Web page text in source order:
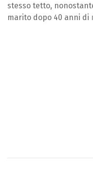
stesso tetto,
marito dopo 40 anni di